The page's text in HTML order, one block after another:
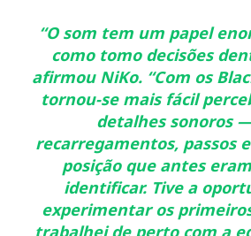
“O som tem um papel
como tomo decisões
afirmou NiKo. “Com os
tornou-se mais fácil
detalhes sonoros
recarregamentos, passos
posição que antes
identificar. Tive a
experimentar os